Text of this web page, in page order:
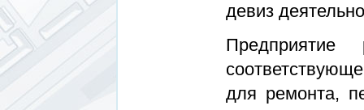
девиз
Предприятие
для ремонта,